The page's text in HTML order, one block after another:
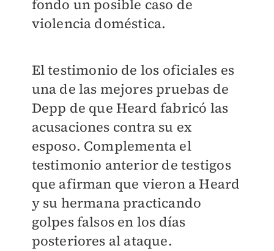
fondo un posible caso de
violencia doméstica.
El testimonio de los oficiales es
una de las mejores pruebas de
Depp de que Heard fabricó las
acusaciones contra su ex
esposo. Complementa el
testimonio anterior de testigos
que afirman que vieron a Heard
y su hermana practicando
golpes falsos en los días
posteriores al ataque.